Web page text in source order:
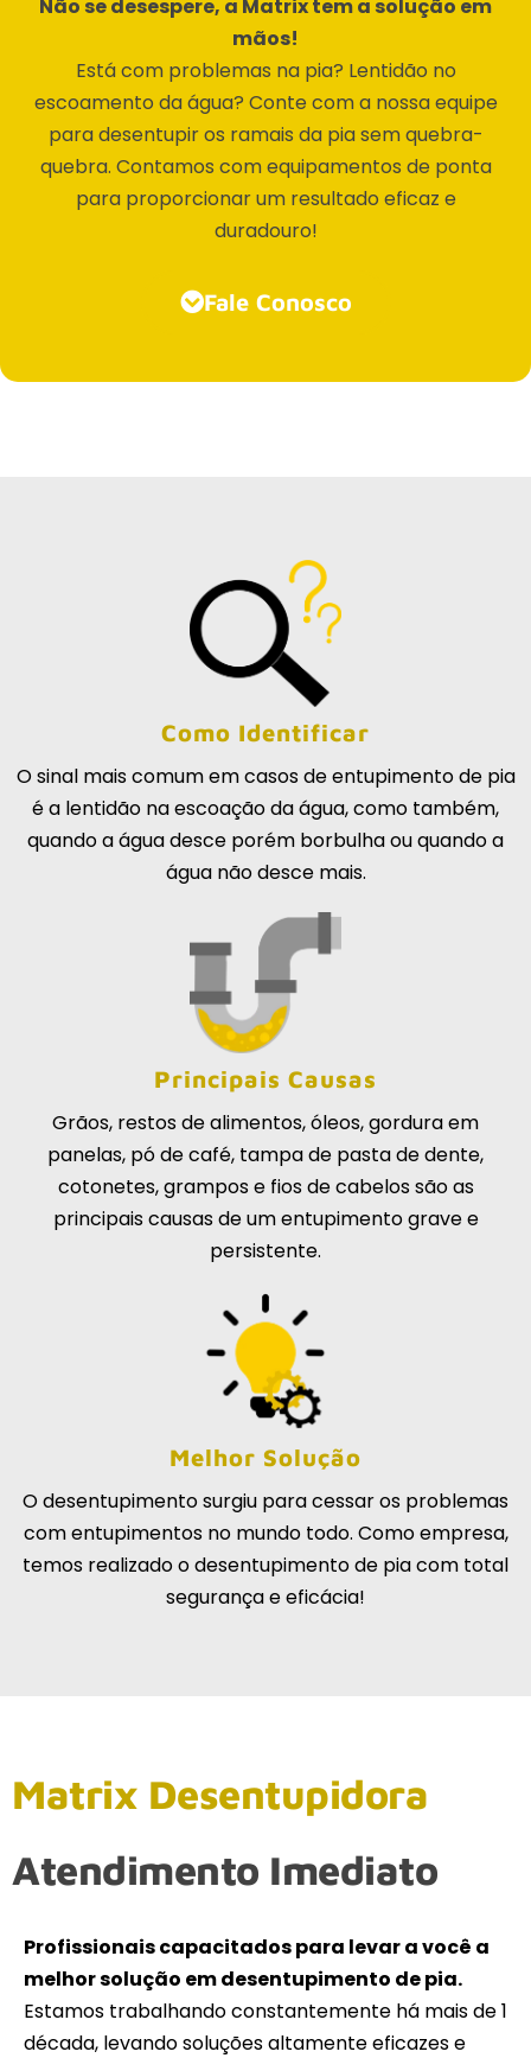
Não se desespere, a Matrix tem a solução em
mãos!
Está com problemas na pia? Lentidão no
escoamento da água? Conte com a nossa equipe
para desentupir os ramais da pia sem quebra-
quebra. Contamos com equipamentos de ponta
para proporcionar um resultado eficaz e
duradouro!
Fale Conosco
Como Identificar
O sinal mais comum em casos de entupimento de pia
é a lentidão na escoação da água, como também,
quando a água desce porém borbulha ou quando a
água não desce mais.
Principais Causas
Grãos, restos de alimentos, óleos, gordura em
panelas, pó de café, tampa de pasta de dente,
cotonetes, grampos e fios de cabelos são as
principais causas de um entupimento grave e
persistente.
Melhor Solução
O desentupimento surgiu para cessar os problemas
com entupimentos no mundo todo. Como empresa,
temos realizado o desentupimento de pia com total
segurança e eficácia!
Matrix Desentupidora
Atendimento Imediato
Profissionais capacitados para levar a você a
melhor solução em desentupimento de pia.
Estamos trabalhando constantemente há mais de 1
década, levando soluções altamente eficazes e